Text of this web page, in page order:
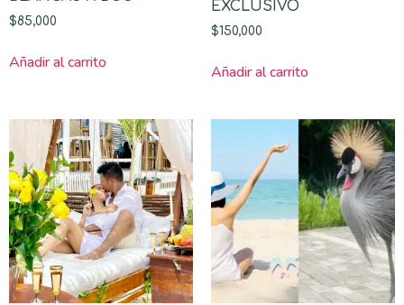
$85,000
Añadir al carrito
EXCLUSIVO
$150,000
Añadir al carrito